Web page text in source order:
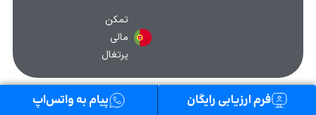
تمکن
مالی
پرتغال
تمامی حقوق برای شرکت همقدم سیر مهیار محفوظ است
فرم ارزیابی رایگان پیام به واتس‌اپ